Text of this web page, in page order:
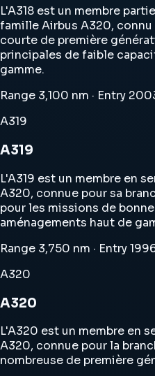
L'A318 est un membre
famille Airbus A320, connu
courte de première
principales de faible
gamme.
Range 3,100 nm · Entry
A319
A319
L'A319 est un membre en
A320, connue pour sa
pour les missions de
aménagements haut de
Range 3,750 nm · Entry
A320
A320
L'A320 est un membre en
A320, connue pour la
nombreuse de première